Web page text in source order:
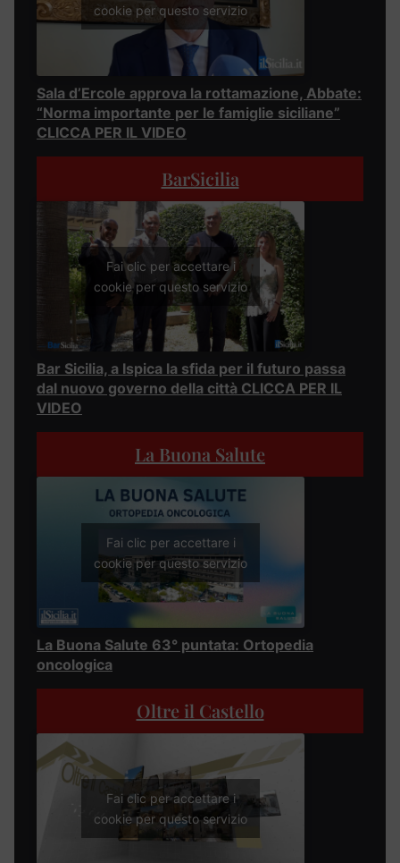
cookie per questo servizio
Sala d’Ercole approva la rottamazione, Abbate:
“Norma importante per le famiglie siciliane”
CLICCA PER IL VIDEO
BarSicilia
Fai clic per accettare i
cookie per questo servizio
Bar Sicilia, a Ispica la sfida per il futuro passa
dal nuovo governo della città CLICCA PER IL
VIDEO
La Buona Salute
Fai clic per accettare i
cookie per questo servizio
La Buona Salute 63° puntata: Ortopedia
oncologica
Oltre il Castello
Fai clic per accettare i
cookie per questo servizio